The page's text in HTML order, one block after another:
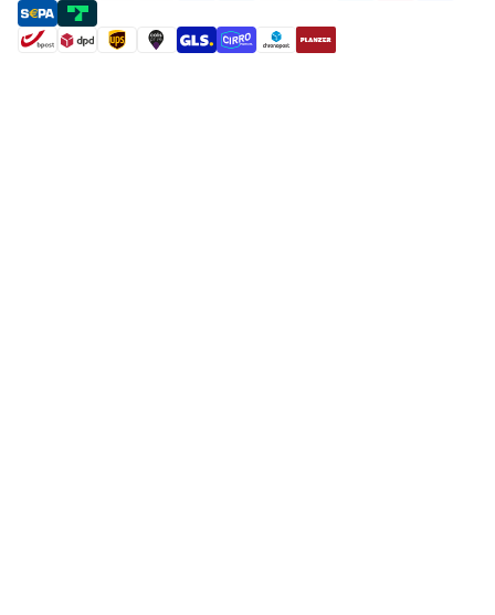
payment methods
shipment methods